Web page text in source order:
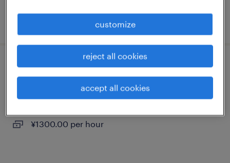
食料品の食品加工・検査・袋詰め
北海道札幌市東区, 北海道
¥1300.00 per hour
customize
reject all cookies
accept all cookies